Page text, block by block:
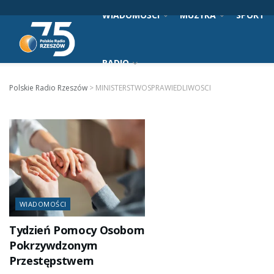
WIADOMOŚCI MUZYKA SPORT
RADIO
Polskie Radio Rzeszów > MINISTERSTWOSPRAWIEDLIWOSCI
WIADOMOŚCI
Tydzień Pomocy Osobom
Pokrzywdzonym
Przestępstwem